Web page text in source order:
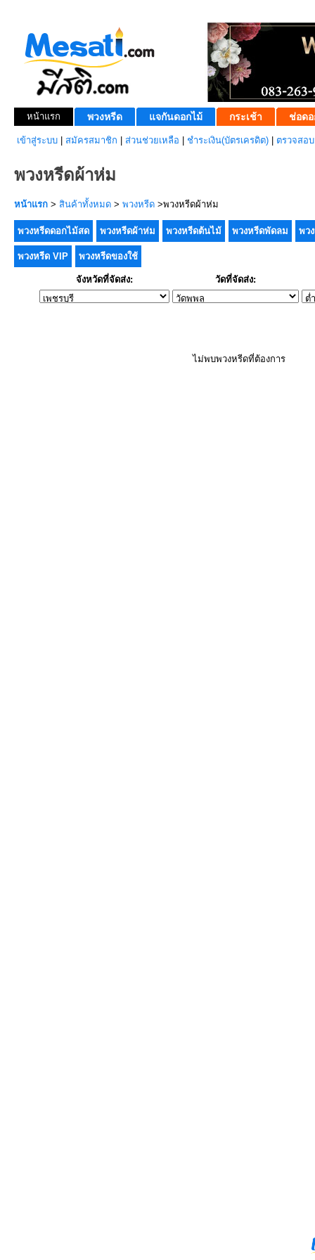
หน้าแรก พวงหรีด แจกันดอกไม้ กระเช้า ช่อดอ
เข้าสู่ระบบ สมัครสมาชิก ส่วนช่วยเหลือ ชำระเงิน(บัตรเครดิต) ตรวจสอ
พวงหรีดผ้าห่ม
หน้าแรก > สินค้าทั้งหมด > พวงหรีด >พวงหรีดผ้าห่ม
พวงหรีดดอกไม้สด พวงหรีดผ้าห่ม พวงหรีดต้นไม้ พวงหรีดพัดลม พว
พวงหรีด VIP พวงหรีดของใช้
จังหวัดที่จัดส่ง: วัดที่จัดส่ง:
ไม่พบพวงหรีดที่ต้องการ